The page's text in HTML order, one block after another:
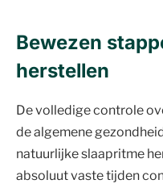
Bewezen
herstellen
De volledige controle
de algemene
natuurlijke slaapritme
absoluut vaste tijden